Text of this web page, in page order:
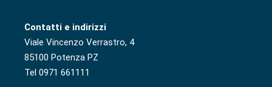
Contatti e indirizzi
Viale Vincenzo Verrastro, 4
85100 Potenza PZ
Tel 0971 661111